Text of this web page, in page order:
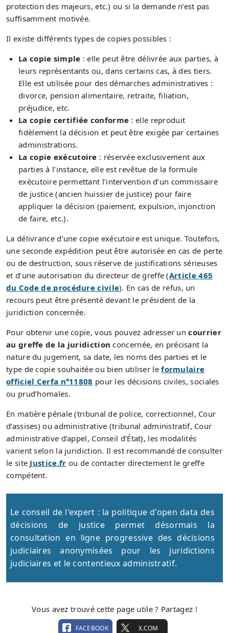
protection des majeurs, etc.) ou si la demande n’est pas
suffisamment motivée.
Il existe différents types de copies possibles :
La copie simple : elle peut être délivrée aux parties, à
leurs représentants ou, dans certains cas, à des tiers.
Elle est utilisée pour des démarches administratives :
divorce, pension alimentaire, retraite, filiation,
préjudice, etc.
La copie certifiée conforme : elle reproduit
fidèlement la décision et peut être exigée par certaines
administrations.
La copie exécutoire : réservée exclusivement aux
parties à l’instance, elle est revêtue de la formule
exécutoire permettant l’intervention d’un commissaire
de justice (ancien huissier de justice) pour faire
appliquer la décision (paiement, expulsion, injonction
de faire, etc.).
La délivrance d’une copie exécutoire est unique. Toutefois,
une seconde expédition peut être autorisée en cas de perte
ou de destruction, sous réserve de justifications sérieuses
et d’une autorisation du directeur de greffe (Article 465
du Code de procédure civile). En cas de refus, un
recours peut être présenté devant le président de la
juridiction concernée.
Pour obtenir une copie, vous pouvez adresser uncourrier
au greffe de la juridiction concernée, en précisant la
nature du jugement, sa date, les noms des parties et le
type de copie souhaitée ou bien utiliser leformulaire
officiel Cerfa n°11808 pour les décisions civiles, sociales
ou prud’homales.
En matière pénale (tribunal de police, correctionnel, Cour
d’assises) ou administrative (tribunal administratif, Cour
administrative d’appel, Conseil d’État), les modalités
varient selon la juridiction. Il est recommandé de consulter
le site Justice.fr ou de contacter directement le greffe
compétent.
Le conseil de l'expert : la politique d'open data des
décisions de justice permet désormais la
consultation en ligne progressive des décisions
judiciaires anonymisées pour les juridictions
judiciaires et le contentieux administratif.
Vous avez trouvé cette page utile ? Partagez !
FACEBOOK X.COM